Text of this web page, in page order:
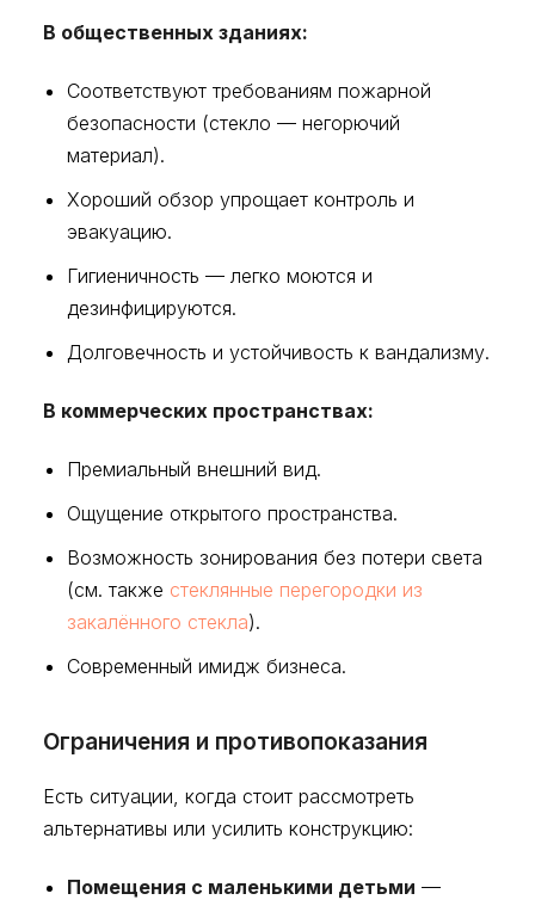
В общественных зданиях:
Соответствуют требованиям пожарной
безопасности (стекло — негорючий
материал).
Хороший обзор упрощает контроль и
эвакуацию.
Гигиеничность — легко моются и
дезинфицируются.
Долговечность и устойчивость к вандализму.
В коммерческих пространствах:
Премиальный внешний вид.
Ощущение открытого пространства.
Возможность зонирования без потери света
(см. также стеклянные перегородки из
закалённого стекла).
Современный имидж бизнеса.
Ограничения и противопоказания
Есть ситуации, когда стоит рассмотреть
альтернативы или усилить конструкцию:
Помещения с маленькими детьми —